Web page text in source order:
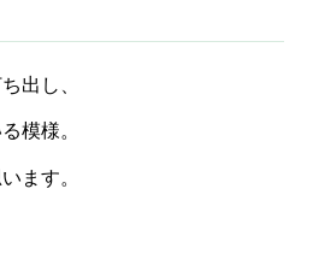
出し、
模様。
ます。